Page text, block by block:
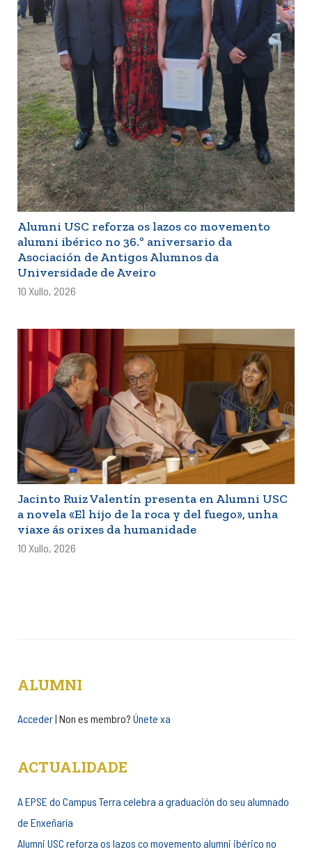
Alumni USC reforza os lazos co movemento
alumni ibérico no 36.º aniversario da
Asociación de Antigos Alumnos da
Universidade de Aveiro
10 Xullo, 2026
Jacinto Ruiz Valentín presenta en Alumni USC
a novela «El hijo de la roca y del fuego», unha
viaxe ás orixes da humanidade
10 Xullo, 2026
ALUMNI
Acceder| Non es membro? Únete xa
ACTUALIDADE
A EPSE do Campus Terra celebra a graduación do seu alumnado
de Enxeñaría
Alumni USC reforza os lazos co movemento alumni ibérico no